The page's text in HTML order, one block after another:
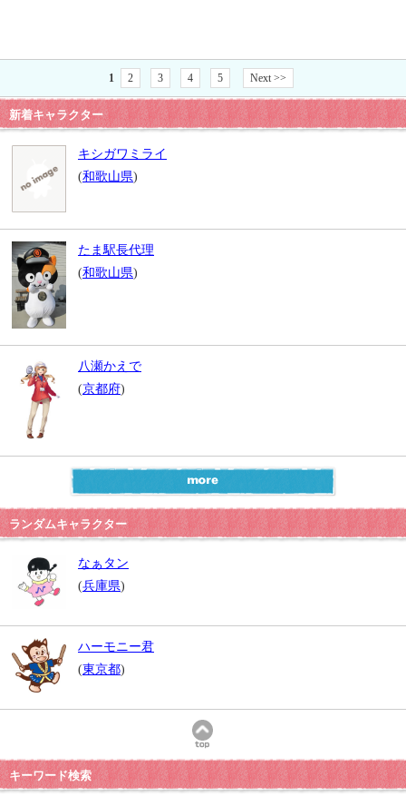
1 2 3 4 5 Next >>
新着キャラクター
キシガワミライ
(和歌山県)
たま駅長代理
(和歌山県)
八瀬かえで
(京都府)
ランダムキャラクター
なぁタン
(兵庫県)
ハーモニー君
(東京都)
キーワード検索